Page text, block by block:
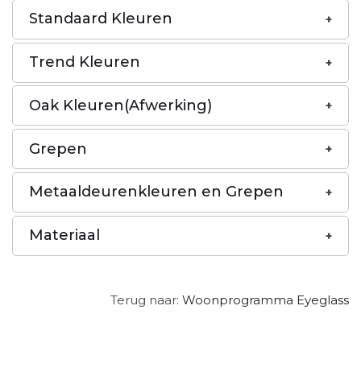
Standaard Kleuren
Trend Kleuren
Oak Kleuren(Afwerking)
Grepen
Metaaldeurenkleuren en Grepen
Materiaal
Terug naar: Woonprogramma Eyeglass